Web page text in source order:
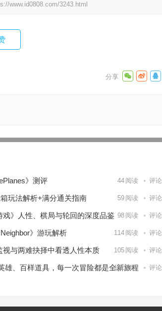
www.id0808.com/3243.html
求生？
》测评 44 阅读 评
玩法解析+满分通关指南 59 阅读 评
》人性、棋局与轮回的深度品鉴 98 阅读 评
》游玩解析 114 阅读 评
与两难抉择中看透人性本质 105 阅读 评
雄、百样道具，每一次冒险都是全新旅程
151阅读 评